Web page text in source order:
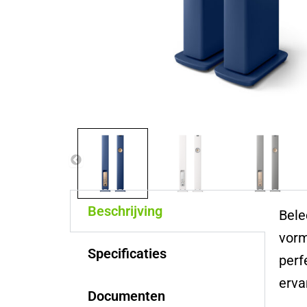
Beschrijving
Specificaties
Documenten